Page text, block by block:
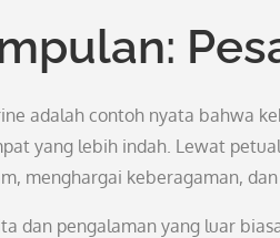
adalah contoh nyata bahwa
yang lebih indah. Lewat
menghargai keberagaman,
dan pengalaman yang luar